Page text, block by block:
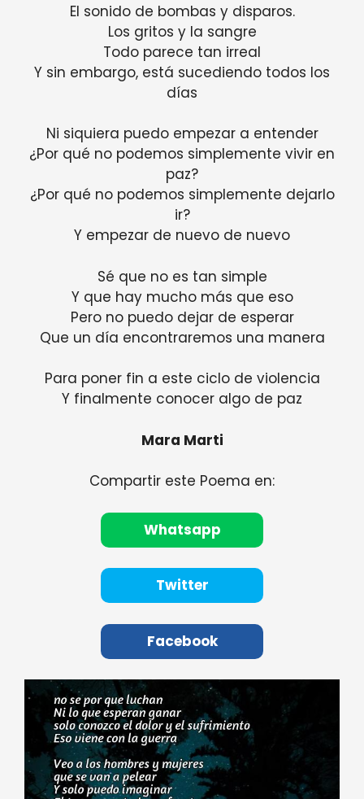
El sonido de bombas y disparos.
Los gritos y la sangre
Todo parece tan irreal
Y sin embargo, está sucediendo todos los
días
Ni siquiera puedo empezar a entender
¿Por qué no podemos simplemente vivir en
paz?
¿Por qué no podemos simplemente dejarlo
ir?
Y empezar de nuevo de nuevo
Sé que no es tan simple
Y que hay mucho más que eso
Pero no puedo dejar de esperar
Que un día encontraremos una manera
Para poner fin a este ciclo de violencia
Y finalmente conocer algo de paz
Mara Marti
Compartir este Poema en:
Whatsapp
Twitter
Facebook